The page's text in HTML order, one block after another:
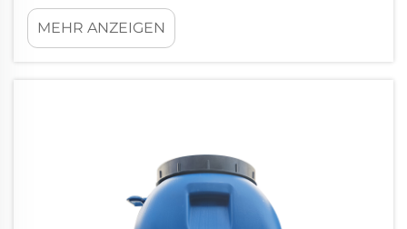
Bauindustrie weltweit verlagert ihren Fokus
hin zu umweltfreundlicheren Materialien,
wodurch die VAE-Emulsion heutzutage eine
MEHR ANZEIGEN